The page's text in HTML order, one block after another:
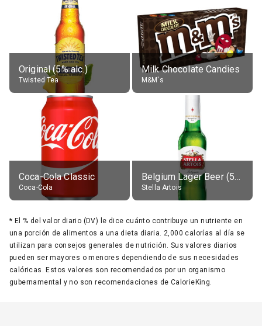
Original (5% alc.)
Twisted Tea
Milk Chocolate Candies
M&M's
Coca-Cola Classic
Coca-Cola
Belgium Lager Beer (5% alc.)
Stella Artois
* El % del valor diario (DV) le dice cuánto contribuye un nutriente en
una porción de alimentos a una dieta diaria. 2,000 calorías al día se
utilizan para consejos generales de nutrición. Sus valores diarios
pueden ser mayores o menores dependiendo de sus necesidades
calóricas. Estos valores son recomendados por un organismo
gubernamental y no son recomendaciones de CalorieKing.